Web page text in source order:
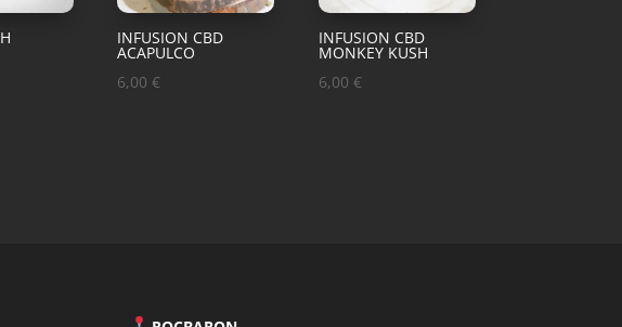
INFUSION CBD
ACAPULCO
6,00€
INFUSION CBD
MONKEY KUSH
6,00€